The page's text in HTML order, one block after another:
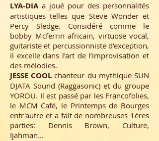
LYA-DIAa joué pour des personnalités
artistiques telles que Steve Wonder et
Percy Sledge. Considéré comme le
bobby Mcferrin africain, virtuose vocal,
guitariste et percussionniste d’exception,
il excelle dans l’art de l’improvisation et
des mélodies.
JESSE COOL chanteur du mythique SUN
DJATA Sound (Raggasonic) et du groupe
YOROU. Il est passé par les Francofolies,
le MCM Café, le Printemps de Bourges
entr'autre et a fait de nombreuses 1ères
parties: Dennis Brown, Culture,
Ijahman...